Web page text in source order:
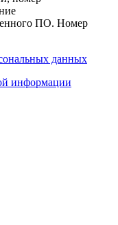
ПО. Номер
данных
информации